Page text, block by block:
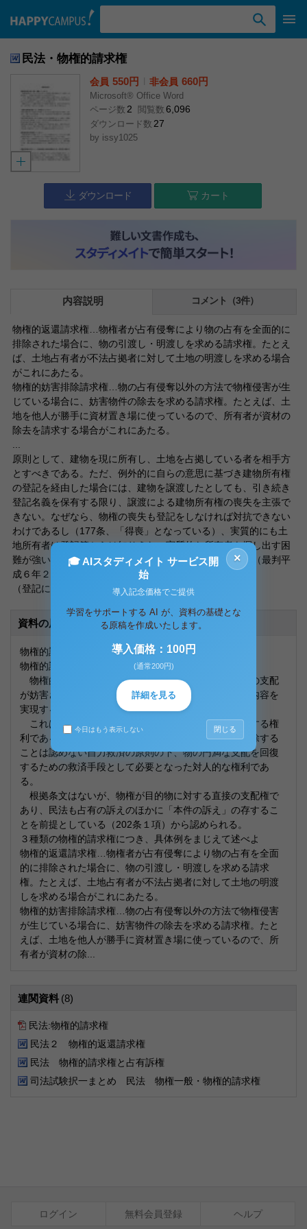
民法・物権的請求権
会員 550円 非会員 660円
Microsoft® Office Word
ページ数 2 閲覧数 6,096
ダウンロード数 27
by issy1025
ダウンロード カート
内容説明 コメント（3件）
物権的返還請求権…物権者が占有侵奪により物の占有を全面的に
排除された場合に、物の引渡し・明渡しを求める請求権。たとえ
ば、土地占有者が不法占拠者に対して土地の明渡しを求める場合
がこれにあたる。
物権的妨害排除請求権…物の占有侵奪以外の方法で物権侵害が生
じている場合に、妨害物件の除去を求める請求権。たとえば、土
地を他人が勝手に資材置き場に使っているので、所有者が資材の
除去を請求する場合がこれにあたる。
原則として、建物を現に所有し、土地を占拠している者を相手方
とすべきである。ただ、例外的に自らの意思に基づき建物所有権
の登記を経由した場合には、建物を譲渡したとしても、引き続き
登記名義を保有する限り、譲渡による建物所有権の喪失を主張で
きない。なぜなら、物権の喪失も登記をしなければ対抗できない
わけであるし（177条、「得喪」となっている）、実質的にも土
地所有者は登記簿からは知りえない実質的な所有者を探し出す困
難が強いられ、訴えを起こせないとなると不合理である（最判平
成６年２月８日）。
（登記には義務免脱要件があることになる）
資料の原本内容
物権的請求権
物権的請求権の定義・趣旨・根拠について述べよ
物権的請求権とは、他人の不当な干渉により所有権の支配
が妨害されている場合に、妨害を排除して、所有権の内容を
実現するための救済手段である。
これは、物権が物に対する直接的・排他的な支配をする権
利であるが、法に訴えることなく自力でその妨害を排除する
ことは認めない自力救済の原則の下、物の円満な支配を回復
するための救済手段として必要となった対人的な権利であ
る。
根拠条文はないが、物権が目的物に対する直接の支配権で
あり、民法も占有の訴えのほかに「本件の訴え」の存するこ
とを前提としている（202条１項）から認められる。
３種類の物権的請求権につき、具体例をまじえて述べよ
物権的返還請求権…物権者が占有侵奪により物の占有を全面
的に排除された場合に、物の引渡し・明渡しを求める請求
権。たとえば、土地占有者が不法占拠者に対して土地の明渡
しを求める場合がこれにあたる。
物権的妨害排除請求権…物の占有侵奪以外の方法で物権侵害
が生じている場合に、妨害物件の除去を求める請求権。たと
えば、土地を他人が勝手に資材置き場に使っているので、所
有者が資材の除...
連関資料 (8)
民法:物権的請求権
民法２ 物権的返還請求権
民法 物権的請求権と占有訴権
司法試験択一まとめ 民法 物権一般・物権的請求権
ログイン 無料会員登録 ヘルプ
×
🎓 AIスタディメイト サービス開
始
導入記念価格でご提供
学習をサポートする AI が、資料の基礎とな
る原稿を作成いたします。
導入価格：100円
(通常200円)
詳細を見る
今日はもう表示しない 閉じる